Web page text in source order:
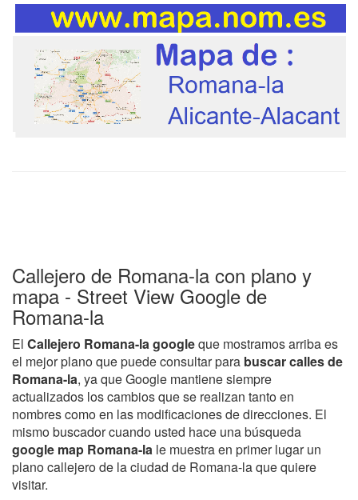
Callejero de Romana-la con plano y
mapa - Street View Google de
Romana-la
El Callejero Romana-la googleque mostramos arriba es
el mejor plano que puede consultar para buscar calles de
Romana-la, ya que Google mantiene siempre
actualizados los cambios que se realizan tanto en
nombres como en las modificaciones de direcciones. El
mismo buscador cuando usted hace una búsqueda
google map Romana-la le muestra en primer lugar un
plano callejero de la ciudad de Romana-la que quiere
visitar.